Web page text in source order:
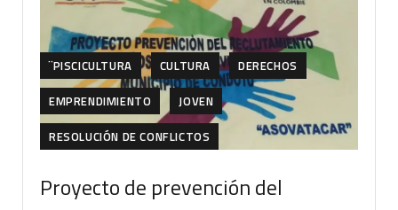
¨PISCICULTURA CULTURA
DERECHOS
EMPRENDIMIENTO
JOVEN
RESOLUCIÓN DE CONFLICTOS
Proyecto de prevención del